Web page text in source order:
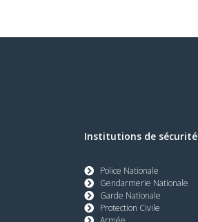
Institutions de sécurité
Police Nationale
Gendarmerie Nationale
Garde Nationale
Protection Civile